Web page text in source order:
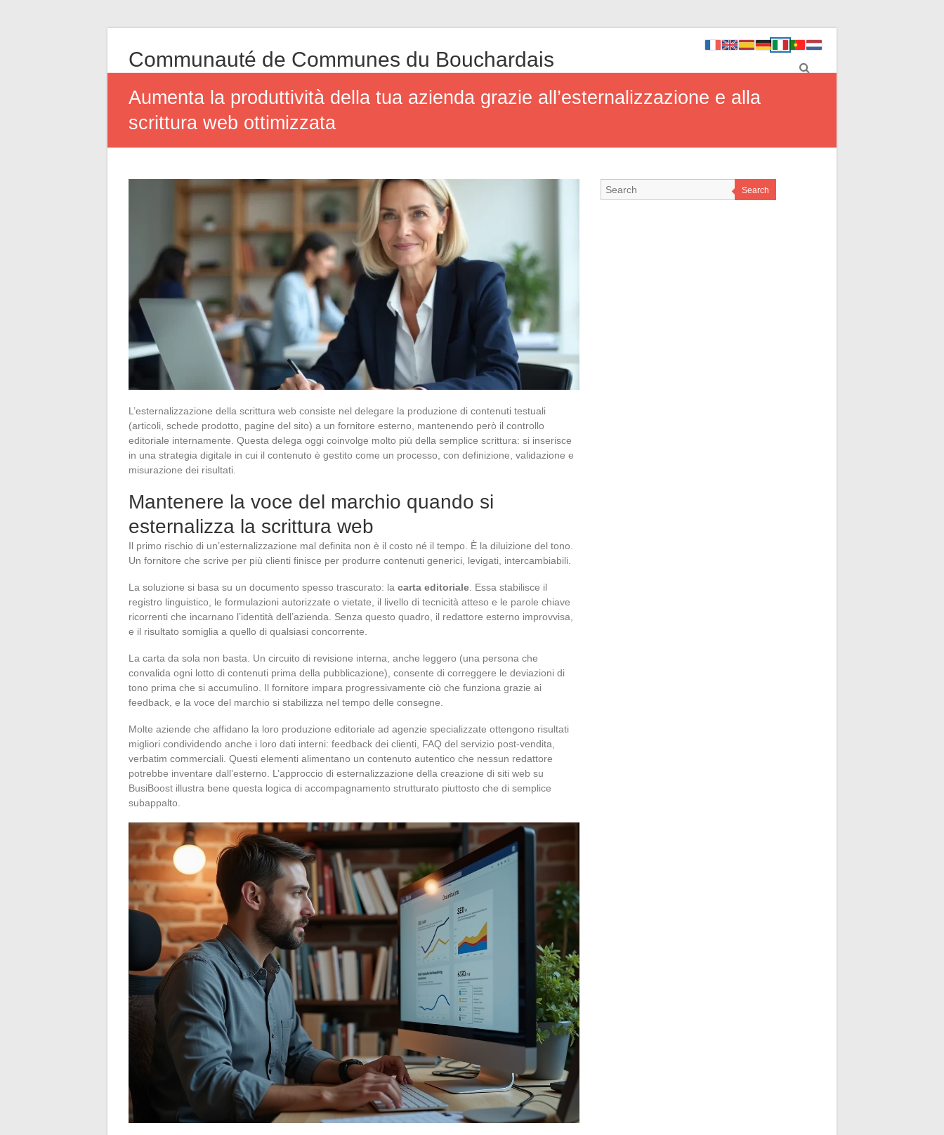
Communauté de Communes du Bouchardais
Aumenta la produttività della tua azienda grazie all’esternalizzazione e alla
scrittura web ottimizzata
L’esternalizzazione della scrittura web consiste nel delegare la produzione di contenuti testuali
(articoli, schede prodotto, pagine del sito) a un fornitore esterno, mantenendo però il controllo
editoriale internamente. Questa delega oggi coinvolge molto più della semplice scrittura: si inserisce
in una strategia digitale in cui il contenuto è gestito come un processo, con definizione, validazione e
misurazione dei risultati.
Mantenere la voce del marchio quando si
esternalizza la scrittura web
Il primo rischio di un’esternalizzazione mal definita non è il costo né il tempo. È la diluizione del tono.
Un fornitore che scrive per più clienti finisce per produrre contenuti generici, levigati, intercambiabili.
La soluzione si basa su un documento spesso trascurato: la carta editoriale . Essa stabilisce il
registro linguistico, le formulazioni autorizzate o vietate, il livello di tecnicità atteso e le parole chiave
ricorrenti che incarnano l’identità dell’azienda. Senza questo quadro, il redattore esterno improvvisa,
e il risultato somiglia a quello di qualsiasi concorrente.
La carta da sola non basta. Un circuito di revisione interna, anche leggero (una persona che
convalida ogni lotto di contenuti prima della pubblicazione), consente di correggere le deviazioni di
tono prima che si accumulino. Il fornitore impara progressivamente ciò che funziona grazie ai
feedback, e la voce del marchio si stabilizza nel tempo delle consegne.
Molte aziende che affidano la loro produzione editoriale ad agenzie specializzate ottengono risultati
migliori condividendo anche i loro dati interni: feedback dei clienti, FAQ del servizio post-vendita,
verbatim commerciali. Questi elementi alimentano un contenuto autentico che nessun redattore
potrebbe inventare dall’esterno. L’approccio di esternalizzazione della creazione di siti web su
BusiBoost illustra bene questa logica di accompagnamento strutturato piuttosto che di semplice
subappalto.
Search